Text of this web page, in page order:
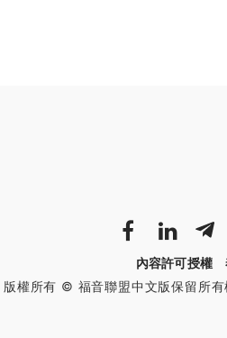
內容許可授權
版權所有 © 福音聯盟中文版保留所有